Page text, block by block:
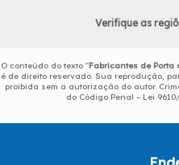
Verifique as
O conteúdo do texto "Fabricantes de
é de direito reservado. Sua reprodução,
proibida sem a autorização do autor.
do Código Penal – Lei